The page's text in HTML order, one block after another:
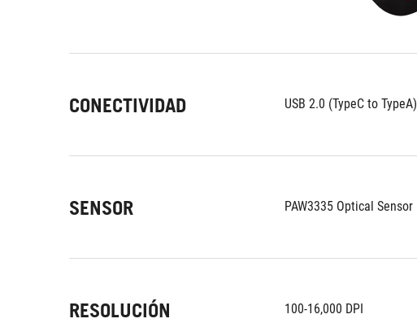
CONECTIVIDAD USB 2.0 (TypeC to TypeA)
SENSOR PAW3335 Optical Sensor
RESOLUCIÓN 100-16,000 DPI